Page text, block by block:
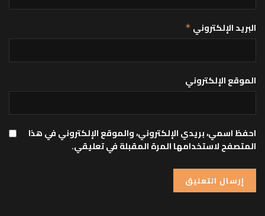
البريد الإلكتروني *
الموقع الإلكتروني
احفظ اسمي، بريدي الإلكتروني، والموقع الإلكتروني في هذا
المتصفح لاستخدامها المرة المقبلة في تعليقي.